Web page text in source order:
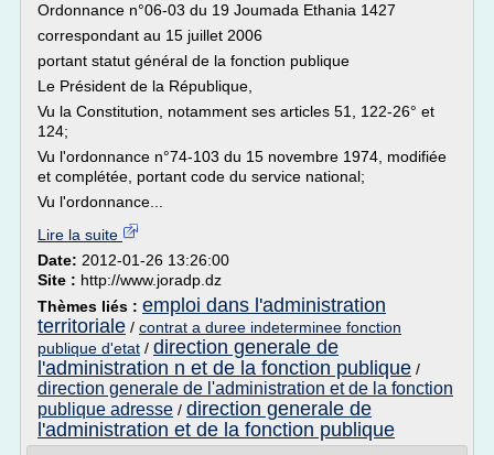
Ordonnance n°06-03 du 19 Joumada Ethania 1427
correspondant au 15 juillet 2006
portant statut général de la fonction publique
Le Président de la République,
Vu la Constitution, notamment ses articles 51, 122-26° et
124;
Vu l'ordonnance n°74-103 du 15 novembre 1974, modifiée
et complétée, portant code du service national;
Vu l'ordonnance...
Lire la suite
Date: 2012-01-26 13:26:00
Site : http://www.joradp.dz
Thèmes liés : emploi dans l'administration
territoriale / contrat a duree indeterminee fonction
publique d'etat / direction generale de
l'administration n et de la fonction publique /
direction generale de l'administration et de la fonction
publique adresse / direction generale de
l'administration et de la fonction publique